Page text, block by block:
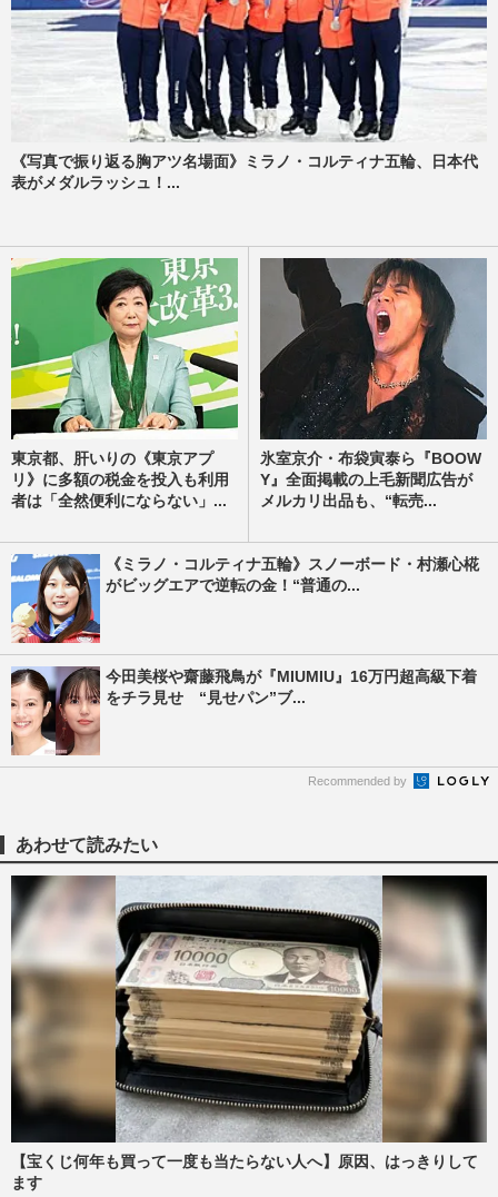
《写真で振り返る胸アツ名場面》ミラノ・コルティナ五輪、日本代
表がメダルラッシュ！...
東京都、肝いりの《東京アプ
リ》に多額の税金を投入も利用
者は「全然便利にならない」...
氷室京介・布袋寅泰ら『BOOW
Y』全面掲載の上毛新聞広告が
メルカリ出品も、“転売...
《ミラノ・コルティナ五輪》スノーボード・村瀬心椛
がビッグエアで逆転の金！“普通の...
今田美桜や齋藤飛鳥が『MIUMIU』16万円超高級下着
をチラ見せ “見せパン”ブ...
Recommended by
あわせて読みたい
【宝くじ何年も買って一度も当たらない人へ】原因、はっきりして
ます